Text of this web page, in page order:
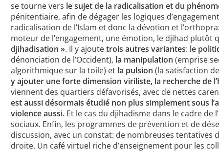
se tourne vers le sujet de la radicalisation et du
pénitentiaire, afin de dégager les logiques
radicalisation de l’Islam et donc la dévotion et
moteur de l’engagement, une émotion, le djihad plutôt
djihadisation ». Il y ajoutetrois autres variantes: le
dénonciation de l’Occident), la manipulation (emprise
algorithmique sur la toile) et la pulsion (la satisfaction
y ajouter une forte dimension viriliste, la recherche de
viennent des quartiers défavorisés, avec de nettes
est aussi désormais étudié non plus simplement sous
violence aussi. Et le cas du djihadisme dans le cadre de
sociaux. Enfin, les programmes de prévention et de
discussion, avec un constat: de nombreuses tentatives
droite. Un café virtuel riche d’enseignement pour les